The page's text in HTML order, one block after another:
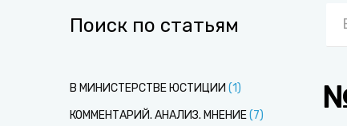
Поиск по статьям
В МИНИСТЕРСТВЕ ЮСТИЦИИ (1)
КОММЕНТАРИЙ. АНАЛИЗ. МНЕНИЕ(7)